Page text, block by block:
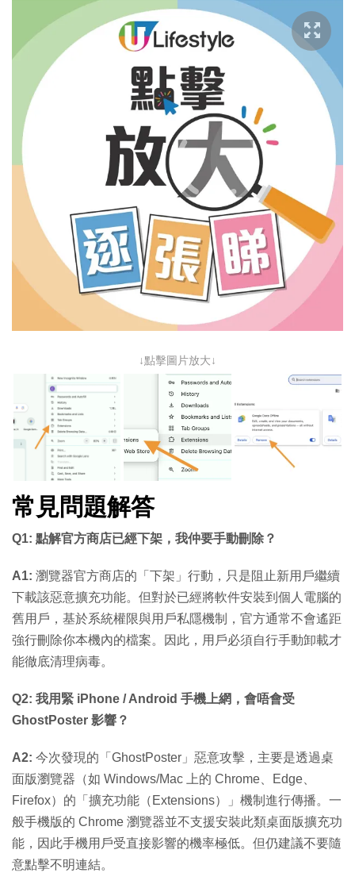
↓點擊圖片放大↓
常見問題解答
Q1: 點解官方商店已經下架，我仲要手動刪除？
A1: 瀏覽器官方商店的「下架」行動，只是阻止新用戶繼續
下載該惡意擴充功能。但對於已經將軟件安裝到個人電腦的
舊用戶，基於系統權限與用戶私隱機制，官方通常不會遙距
強行刪除你本機內的檔案。因此，用戶必須自行手動卸載才
能徹底清理病毒。
Q2: 我用緊 iPhone / Android 手機上網，會唔會受
GhostPoster 影響？
A2: 今次發現的「GhostPoster」惡意攻擊，主要是透過桌
面版瀏覽器（如 Windows/Mac 上的 Chrome、Edge、
Firefox）的「擴充功能（Extensions）」機制進行傳播。一
般手機版的 Chrome 瀏覽器並不支援安裝此類桌面版擴充功
能，因此手機用戶受直接影響的機率極低。但仍建議不要隨
意點擊不明連結。